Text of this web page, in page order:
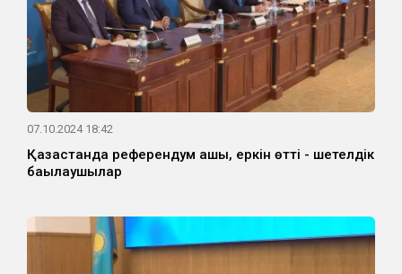
07.10.2024 18:42
Қазақстанда референдум ашық, еркін өтті - шетелдік
бақылаушылар